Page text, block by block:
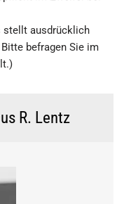
stellt ausdrücklich
Bitte befragen Sie im
R. Lentz